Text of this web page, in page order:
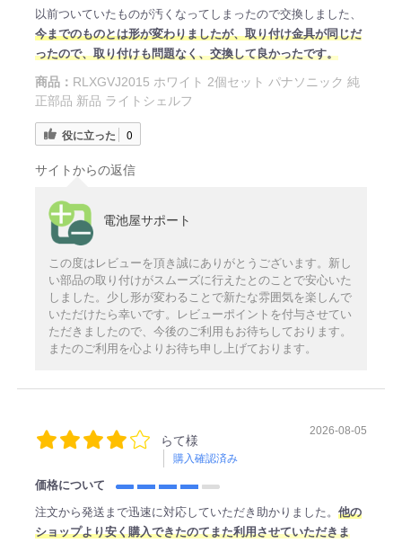
以前ついていたものが汚くなってしまったので交換しました、
今までのものとは形が変わりましたが、取り付け金具が同じだ
ったので、取り付けも問題なく、交換して良かったです。
商品： RLXGVJ2015 ホワイト 2個セット パナソニック 純
正部品 新品 ライトシェルフ
役に立った 0
サイトからの返信
電池屋サポート
この度はレビューを頂き誠にありがとうございます。新し
い部品の取り付けがスムーズに行えたとのことで安心いた
しました。少し形が変わることで新たな雰囲気を楽しんで
いただけたら幸いです。レビューポイントを付与させてい
ただきましたので、今後のご利用もお待ちしております。
またのご利用を心よりお待ち申し上げております。
らて様
購入確認済み
2026-08-05
価格について
注文から発送まで迅速に対応していただき助かりました。 他の
ショップより安く購入できたのてまた利用させていただきま